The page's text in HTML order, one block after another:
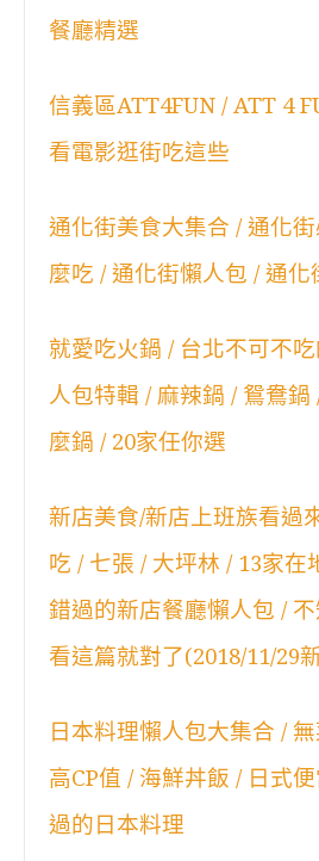
餐廳精選
信義區ATT4FUN / ATT 4
看電影逛街吃這些
通化街美食大集合 / 通化
麼吃 / 通化街懶人包 / 通化
就愛吃火鍋 / 台北不可不
人包特輯 / 麻辣鍋 / 鴛鴦鍋
麼鍋 / 20家任你選
新店美食/新店上班族看過
吃 / 七張 / 大坪林 / 13家在
錯過的新店餐廳懶人包 /
看這篇就對了(2018/11/29
日本料理懶人包大集合 /
高CP值 / 海鮮丼飯 / 日式
過的日本料理